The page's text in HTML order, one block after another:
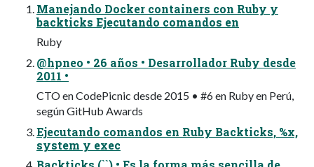
Manejando Docker containers con Ruby y
backticks Ejecutando comandos en
Ruby
@hpneo • 26 años • Desarrollador Ruby desde
2011 •
CTO en CodePicnic desde 2015 • #6 en Ruby en Perú,
según GitHub Awards
Ejecutando comandos en Ruby Backticks, %x,
system y exec